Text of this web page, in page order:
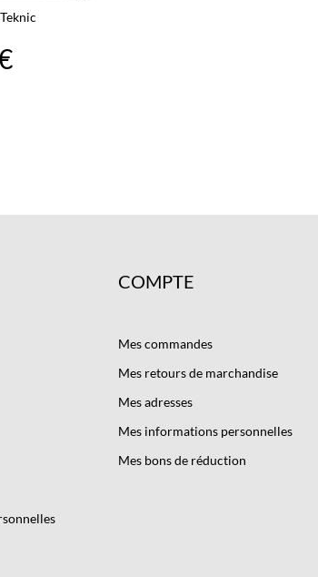
COMPTE
Mes commandes
Mes retours de marchandise
Mes adresses
Mes informations personnelles
Mes bons de réduction